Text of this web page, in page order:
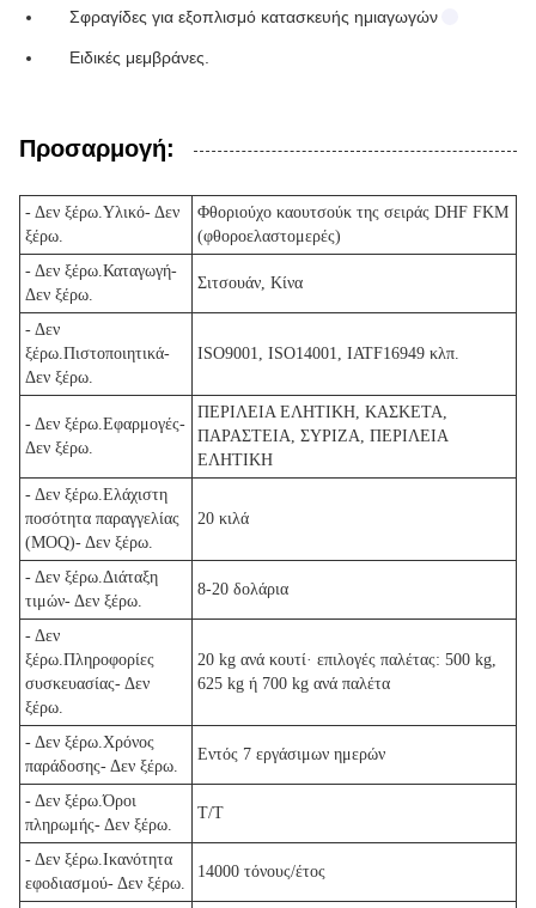
Σφραγίδες για εξοπλισμό κατασκευής ημιαγωγών
Ειδικές μεμβράνες.
Προσαρμογή:
- Δεν ξέρω.Υλικό- Δεν
ξέρω.
Φθοριούχο καουτσούκ της σειράς DHF FKM
(φθοροελαστομερές)
- Δεν ξέρω.Καταγωγή-
Δεν ξέρω.
Σιτσουάν, Κίνα
- Δεν
ξέρω.Πιστοποιητικά-
Δεν ξέρω.
ISO9001, ISO14001, IATF16949 κλπ.
- Δεν ξέρω.Εφαρμογές-
Δεν ξέρω.
ΠΕΡΙΛΕΙΑ ΕΛΗΤΙΚΗ, ΚΑΣΚΕΤΑ,
ΠΑΡΑΣΤΕΙΑ, ΣΥΡΙΖΑ, ΠΕΡΙΛΕΙΑ
ΕΛΗΤΙΚΗ
- Δεν ξέρω.Ελάχιστη
ποσότητα παραγγελίας
(MOQ)- Δεν ξέρω.
20 κιλά
- Δεν ξέρω.Διάταξη
τιμών- Δεν ξέρω.
8-20 δολάρια
- Δεν
ξέρω.Πληροφορίες
συσκευασίας- Δεν
ξέρω.
20 kg ανά κουτί· επιλογές παλέτας: 500 kg,
625 kg ή 700 kg ανά παλέτα
- Δεν ξέρω.Χρόνος
παράδοσης- Δεν ξέρω.
Εντός 7 εργάσιμων ημερών
- Δεν ξέρω.Όροι
πληρωμής- Δεν ξέρω.
Τ/Τ
- Δεν ξέρω.Ικανότητα
εφοδιασμού- Δεν ξέρω.
14000 τόνους/έτος